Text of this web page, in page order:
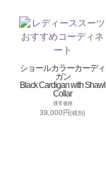
ショールカラーカーディ
ガン
Black Cardigan with Shawl
Collar
通常価格
39,000円(税別)